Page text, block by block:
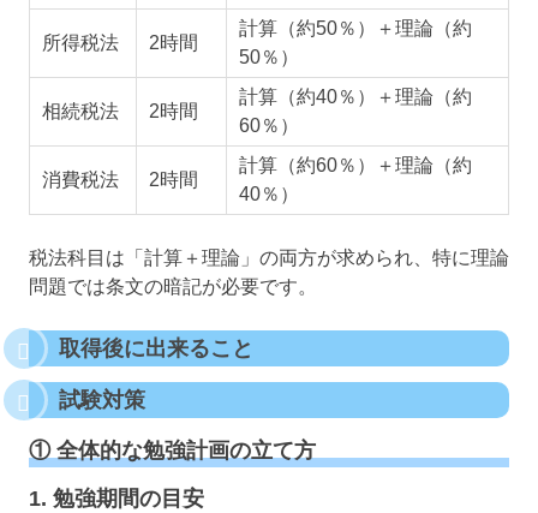
所得税法 2時間
計算（約50％）＋理論（約
50％）
相続税法 2時間
計算（約40％）＋理論（約
60％）
消費税法 2時間
計算（約60％）＋理論（約
40％）
税法科目は「計算＋理論」の両方が求められ、特に理論
問題では条文の暗記が必要です。
取得後に出来ること
試験対策
① 全体的な勉強計画の立て方
1. 勉強期間の目安